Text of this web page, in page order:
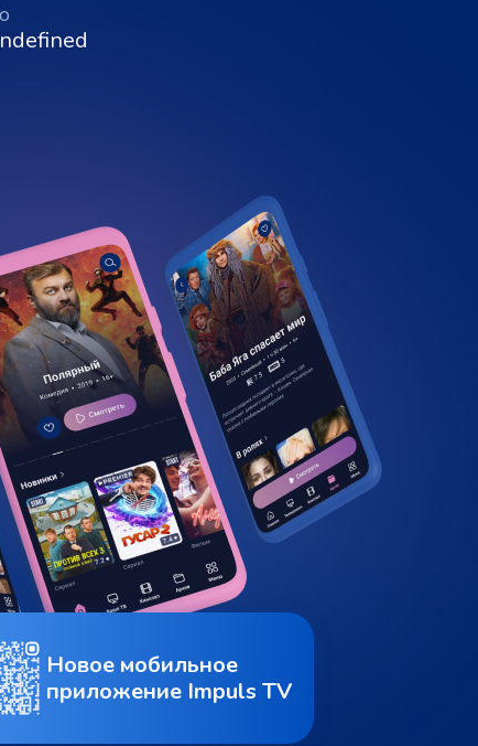
Новое мобильное
приложение Impuls TV